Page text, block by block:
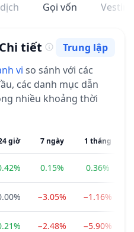
Gọi vốn Vesting
tiết Cảm tính
Trung lập
vi so sánh với các
các danh mục dẫn
nhiều khoảng thời
giờ 7 ngày 1 tháng
0.15% 0.36%
−3.05% −1.16%
−2.48% −5.90%